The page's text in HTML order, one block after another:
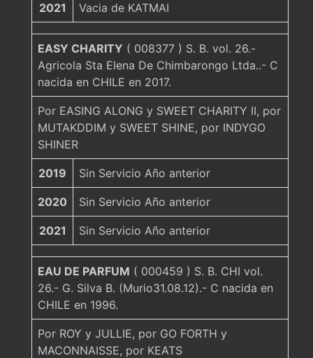
2021 Vacia de KATMAI
EASY CHARITY ( 008377 ) S. B. vol. 26.-
Agricola Sta Elena De Chimbarongo Ltda..- C
nacida en CHILE en 2017.
Por EASING ALONG y SWEET CHARITY II, por
MUTAKDDIM y SWEET SHINE, por INDYGO
SHINER
2019 Sin Servicio Año anterior
2020 Sin Servicio Año anterior
2021 Sin Servicio Año anterior
EAU DE PARFUM ( 000459 ) S. B. CHI vol.
26.- G. Silva B. (Murio31.08.12).- C nacida en
CHILE en 1996.
Por ROY y JULLIE, por GO FORTH y
MACONNAISSE, por KEATS